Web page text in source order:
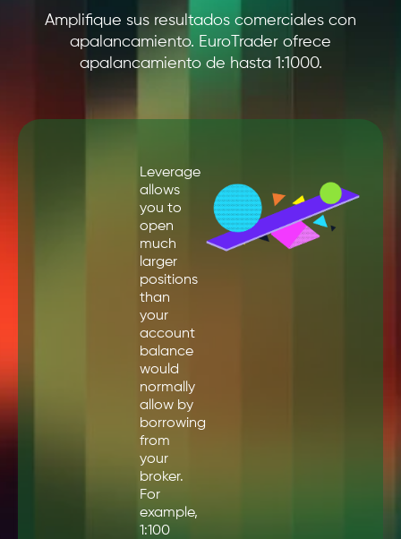
Amplifique sus resultados comerciales con
apalancamiento. EuroTrader ofrece
apalancamiento de hasta 1:1000.
Leverage
allows
you to
open
much
larger
positions
than
your
account
balance
would
normally
allow by
borrowing
from
your
broker.
For
example,
1:100